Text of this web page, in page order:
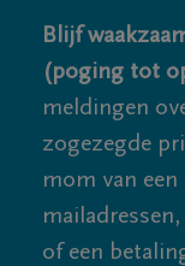
Blijf
(poging tot
meldingen
zogezegde
mom van
of een